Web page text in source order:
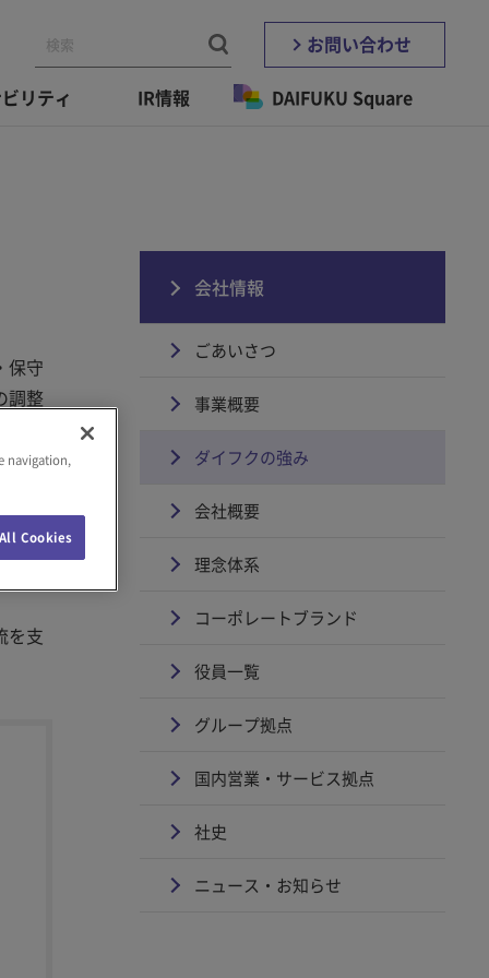
お問い合わせ
リティ IR情報 DAIFUKU Square
保守
調整
を支
会社情報
ごあいさつ
事業概要
ダイフクの強み
会社概要
理念体系
コーポレートブランド
役員一覧
グループ拠点
国内営業・サービス拠点
社史
ニュース・お知らせ
navigation,
Cookies